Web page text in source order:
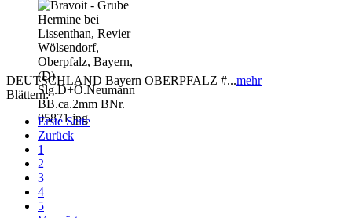
DEUTSCHLAND Bayern OBERPFALZ #...mehr
Blättern:
Erste Seite
Zurück
1
2
3
4
5